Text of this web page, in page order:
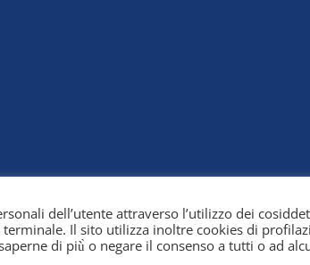
© 2026
dell’utente attraverso l’utilizzo dei
terminale. Il sito utilizza inoltre cookies di
di più̀ o negare il consenso a tutti o ad